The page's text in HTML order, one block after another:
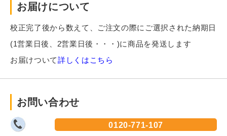
お届けについて
校正完了後から数えて、ご注文の際にご選択された納期日
(1営業日後、2営業日後・・・)に商品を発送します
お届けついて詳しくはこちら
お問い合わせ
0120-771-107